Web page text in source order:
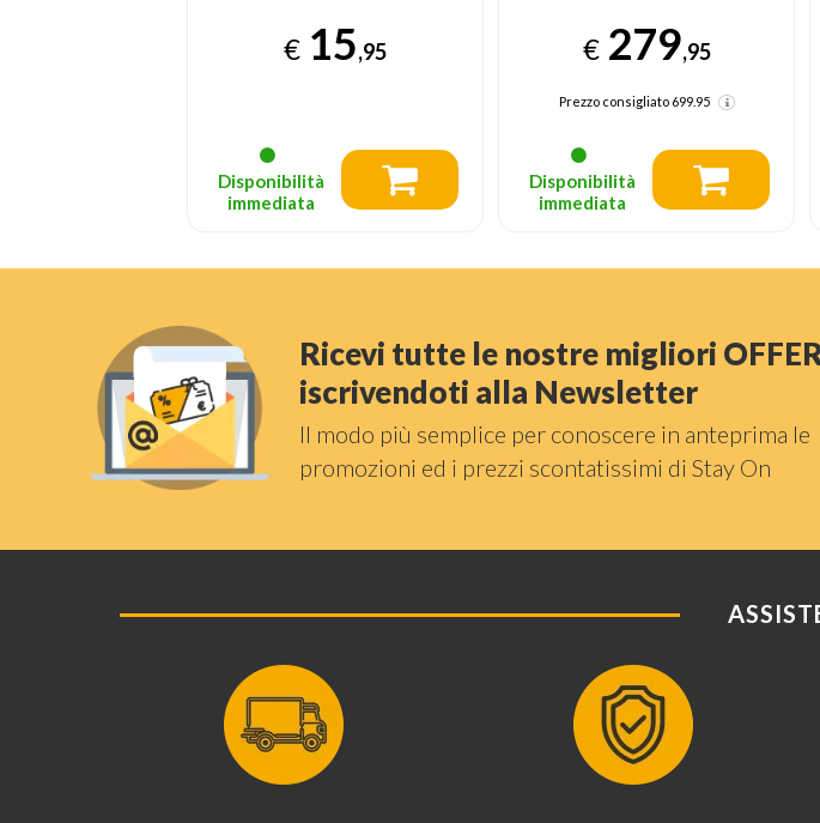
€ 279,95
Disponibilità
immediata
€ 149,00
Prezzo consigliato299.95
Disponibilità
immediata
Ricevi tutte le nostre migliori
iscrivendoti alla Newsletter
Il modo più semplice per conoscere in anteprima le
promozioni ed i prezzi scontatissimi di Stay On